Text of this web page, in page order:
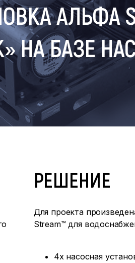
АЛЬФА
БАЗЕ
РЕШЕНИЕ
Для проекта
Stream™ для
4х насосная